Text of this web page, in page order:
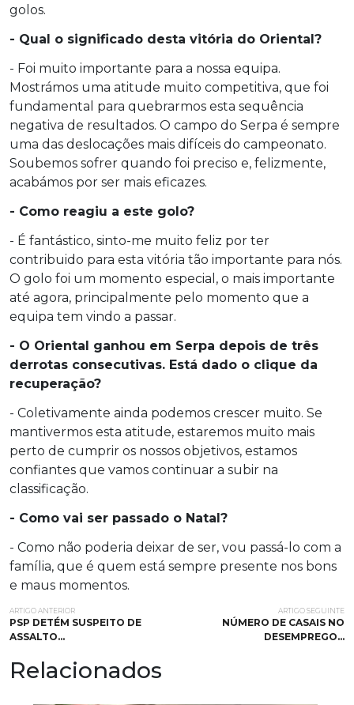
golos.
- Qual o significado desta vitória do Oriental?
- Foi muito importante para a nossa equipa.
Mostrámos uma atitude muito competitiva, que foi
fundamental para quebrarmos esta sequência
negativa de resultados. O campo do Serpa é sempre
uma das deslocações mais difíceis do campeonato.
Soubemos sofrer quando foi preciso e, felizmente,
acabámos por ser mais eficazes.
- Como reagiu a este golo?
- É fantástico, sinto-me muito feliz por ter
contribuido para esta vitória tão importante para nós.
O golo foi um momento especial, o mais importante
até agora, principalmente pelo momento que a
equipa tem vindo a passar.
- O Oriental ganhou em Serpa depois de três
derrotas consecutivas. Está dado o clique da
recuperação?
- Coletivamente ainda podemos crescer muito. Se
mantivermos esta atitude, estaremos muito mais
perto de cumprir os nossos objetivos, estamos
confiantes que vamos continuar a subir na
classificação.
- Como vai ser passado o Natal?
- Como não poderia deixar de ser, vou passá-lo com a
família, que é quem está sempre presente nos bons
e maus momentos.
ARTIGO ANTERIOR
PSP DETÉM SUSPEITO DE
ASSALTO…
ARTIGO SEGUINTE
NÚMERO DE CASAIS NO
DESEMPREGO…
Relacionados